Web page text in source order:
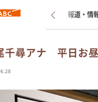
インタビュー 報道・情
千尋アナ 平日お昼